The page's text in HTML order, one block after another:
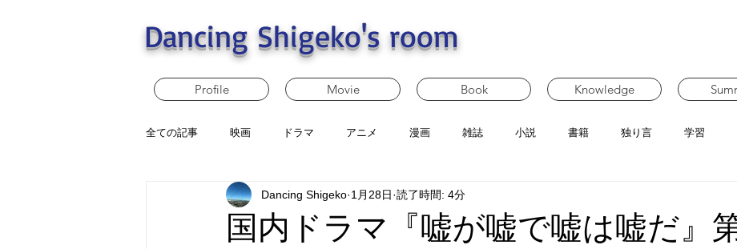
Dancing Shigeko's room
Profile Movie Book Knowledge
全ての記事 映画 ドラマ アニメ 漫画 雑誌 小説 書籍 独り言 学習
国内ドラマ『嘘が嘘で嘘は嘘だ』
Dancing Shigeko 1月28日 読了時間: 4分